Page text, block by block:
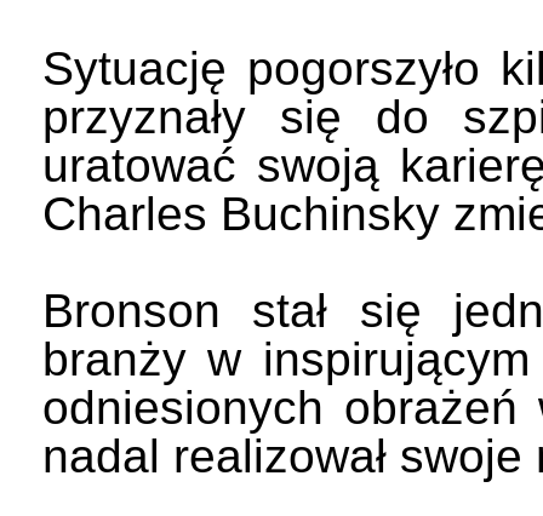
Sytuację pogorszyło
przyznały się do
uratować swoją
Charles Buchinsky
Bronson stał się
branży w
odniesionych
nadal realizował swoje